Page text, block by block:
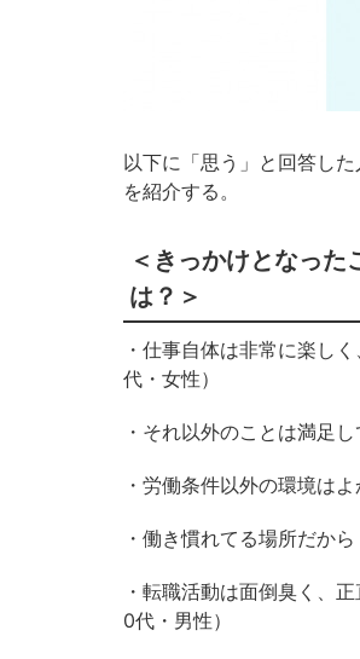
以下に「思う」と回答し
を紹介する。
＜きっかけとなっ
は？＞
・仕事自体は非常に楽し
代・女性）
・それ以外のことは満足
・労働条件以外の環境は
・働き慣れてる場所だから
・転職活動は面倒臭く、
0代・男性）